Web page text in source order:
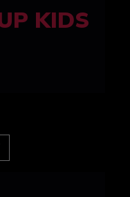
100%